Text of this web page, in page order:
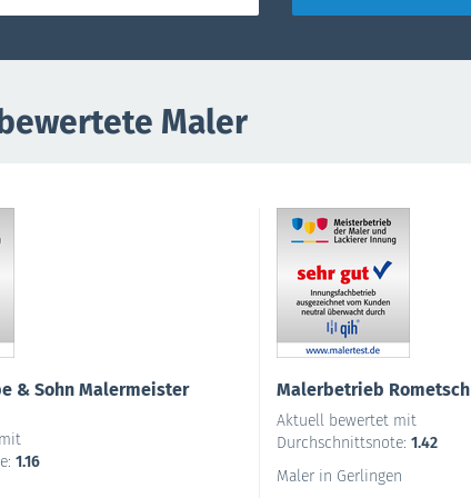
Maler
& Sohn Malermeister
1.16
Malerbetrieb Rometsch
Aktuell bewertet mit
Durchschnittsnote:1.42
Maler in Gerlingen